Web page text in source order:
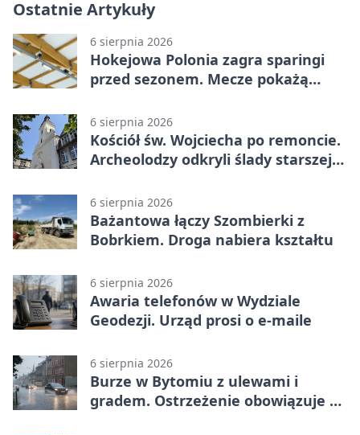
Ostatnie Artykuły
6 sierpnia 2026
Hokejowa Polonia zagra sparingi
przed sezonem. Mecze pokażą
6 sierpnia 2026
Kościół św. Wojciecha po remoncie.
Archeolodzy odkryli ślady starszej
6 sierpnia 2026
Bażantowa łączy Szombierki z
Bobrkiem. Droga nabiera kształtu
6 sierpnia 2026
Awaria telefonów w Wydziale
Geodezji. Urząd prosi o e-maile
6 sierpnia 2026
Burze w Bytomiu z ulewami i
gradem. Ostrzeżenie obowiązuje do